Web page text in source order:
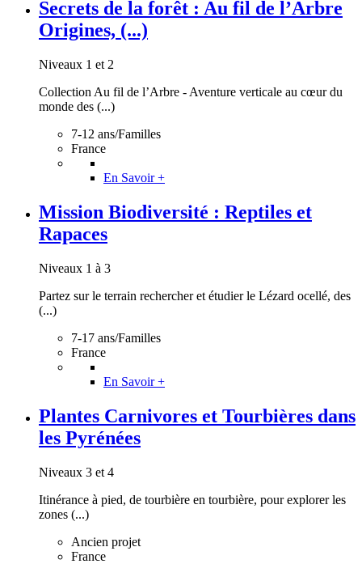
Secrets de la forêt : Au fil de l’Arbre
Origines, (...)
Niveaux 1 et 2
Collection Au fil de l’Arbre - Aventure verticale au cœur du
monde des (...)
7-12 ans/Familles
France
En Savoir +
Mission Biodiversité : Reptiles et
Rapaces
Niveaux 1 à 3
Partez sur le terrain rechercher et étudier le Lézard ocellé, des
(...)
7-17 ans/Familles
France
En Savoir +
Plantes Carnivores et Tourbières dans
les Pyrénées
Niveaux 3 et 4
Itinérance à pied, de tourbière en tourbière, pour explorer les
zones (...)
Ancien projet
France